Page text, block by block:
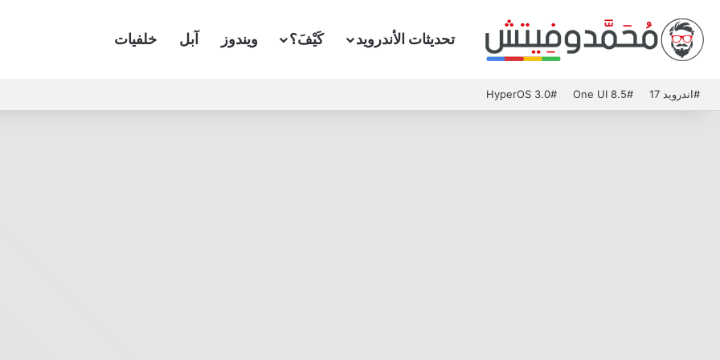
تحديثات الأندرويد كَيْفَ؟ ويندوز آبل خلفيات
#اندرويد 17 #One UI 8.5
#HyperOS 3.0